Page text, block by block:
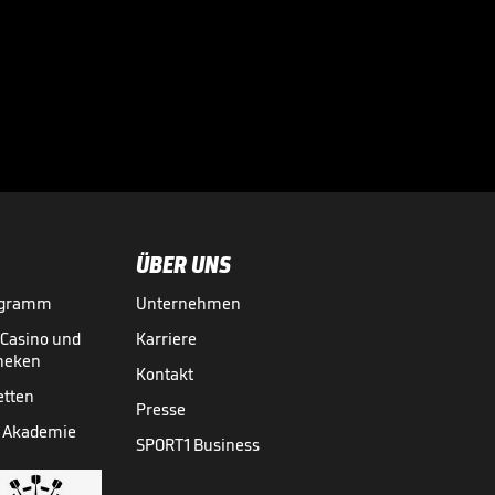
und
Akademie
ÜBER UNS
Unternehmen
Karriere
Kontakt
Presse
SPORT1 Business